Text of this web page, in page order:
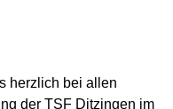
herzlich bei allen
der TSF Ditzingen im